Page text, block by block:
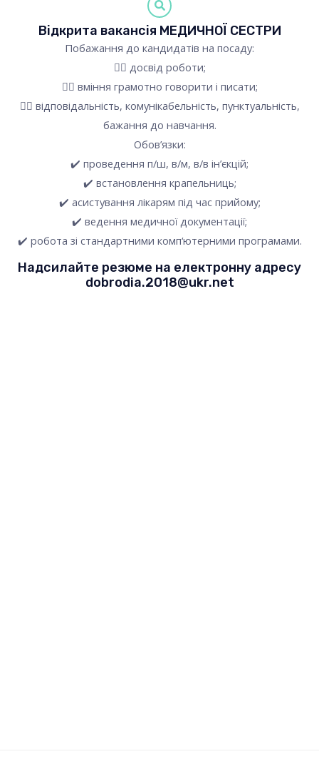
Відкрита вакансія МЕДИЧНОЇ СЕСТРИ
Побажання до кандидатів на посаду:
✍🏻 досвід роботи;
✍🏻 вміння грамотно говорити і писати;
✍🏻 відповідальність, комунікабельність, пунктуальність,
бажання до навчання.
Обов’язки:
✔️ проведення п/ш, в/м, в/в ін’єкцій;
✔️ встановлення крапельниць;
✔️ асистування лікарям під час прийому;
✔️ ведення медичної документації;
✔️ робота зі стандартними комп‘ютерними програмами.
Надсилайте резюме на електронну адресу
dobrodia.2018@ukr.net